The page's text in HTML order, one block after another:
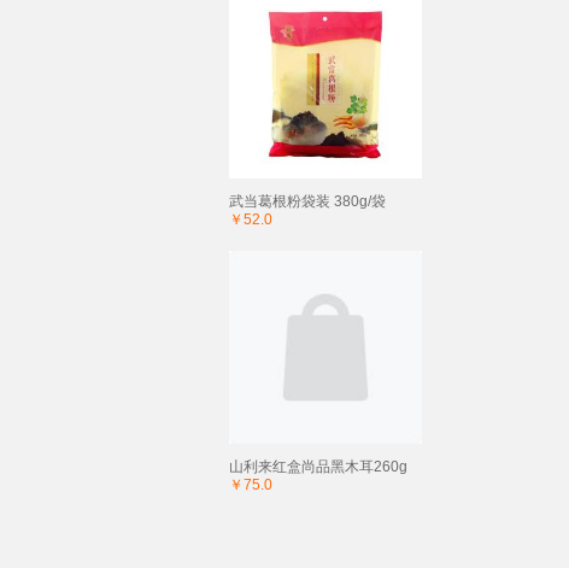
武当葛根粉袋装 380g/袋
￥52.0
山利来红盒尚品黑木耳260g
￥75.0